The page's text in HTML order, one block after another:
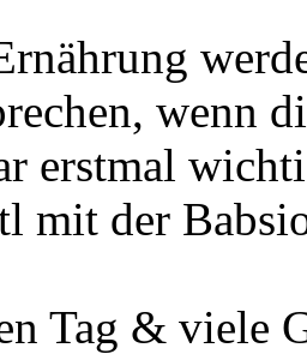
wenn
erstmal
mit der
Tag & viele